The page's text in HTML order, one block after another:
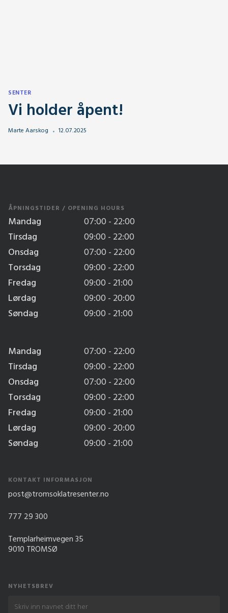
SENTER
Vi holder åpent!
Marte Aarskog 12.07.2025
ÅPNINGSTIDER / OPENING HOURS
Mandag
07:00 - 22:00
Tirsdag
09:00 - 22:00
Onsdag
07:00 - 22:00
Torsdag
09:00 - 22:00
Fredag
09:00 - 21:00
Lørdag
09:00 - 20:00
Søndag
09:00 - 21:00
Mandag
07:00 - 22:00
Tirsdag
09:00 - 22:00
Onsdag
07:00 - 22:00
Torsdag
09:00 - 22:00
Fredag
09:00 - 21:00
Lørdag
09:00 - 20:00
Søndag
09:00 - 21:00
KONTAKT INFORMASJON
post@tromsoklatresenter.no
777 29 300
Templarheimvegen 35
9010 TROMSØ
NYHETSBREV